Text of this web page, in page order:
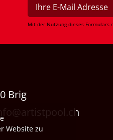
Mit der Nutzung dieses Formulars
Brig
Website zu